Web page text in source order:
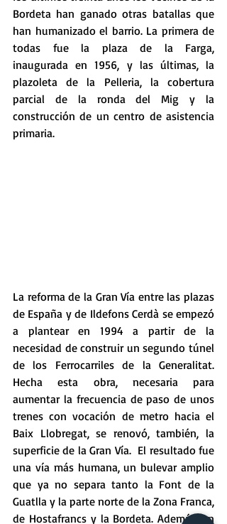
Bordeta han ganado otras batallas que
han humanizado el barrio. La primera de
todas fue la plaza de la Farga,
inaugurada en 1956, y las últimas, la
plazoleta de la Pelleria, la cobertura
parcial de la ronda del Mig y la
construcción de un centro de asistencia
primaria.
La reforma de la Gran Vía entre las plazas
de España y de Ildefons Cerdà se empezó
a plantear en 1994 a partir de la
necesidad de construir un segundo túnel
de los Ferrocarriles de la Generalitat.
Hecha esta obra, necesaria para
aumentar la frecuencia de paso de unos
trenes con vocación de metro hacia el
Baix Llobregat, se renovó, también, la
superficie de la Gran Vía.  El resultado fue
una vía más humana, un bulevar amplio
que ya no separa tanto la Font de la
Guatlla y la parte norte de la Zona Franca,
de Hostafrancs y la Bordeta. Además, en